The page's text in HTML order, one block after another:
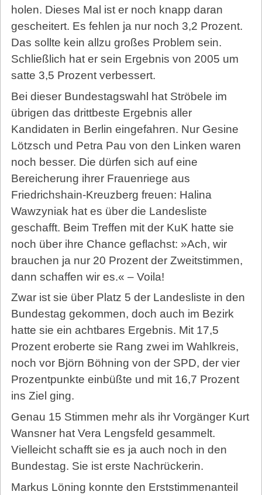
holen. Dieses Mal ist er noch knapp daran
gescheitert. Es fehlen ja nur noch 3,2 Prozent.
Das sollte kein allzu großes Problem sein.
Schließlich hat er sein Ergebnis von 2005 um
satte 3,5 Prozent verbessert.
Bei dieser Bundestagswahl hat Ströbele im
übrigen das drittbeste Ergebnis aller
Kandidaten in Berlin eingefahren. Nur Gesine
Lötzsch und Petra Pau von den Linken waren
noch besser. Die dürfen sich auf eine
Bereicherung ihrer Frauenriege aus
Friedrichshain-Kreuzberg freuen: Halina
Wawzyniak hat es über die Landesliste
geschafft. Beim Treffen mit der KuK hatte sie
noch über ihre Chance geflachst: »Ach, wir
brauchen ja nur 20 Prozent der Zweitstimmen,
dann schaffen wir es.« – Voila!
Zwar ist sie über Platz 5 der Landesliste in den
Bundestag gekommen, doch auch im Bezirk
hatte sie ein achtbares Ergebnis. Mit 17,5
Prozent eroberte sie Rang zwei im Wahlkreis,
noch vor Björn Böhning von der SPD, der vier
Prozentpunkte einbüßte und mit 16,7 Prozent
ins Ziel ging.
Genau 15 Stimmen mehr als ihr Vorgänger Kurt
Wansner hat Vera Lengsfeld gesammelt.
Vielleicht schafft sie es ja auch noch in den
Bundestag. Sie ist erste Nachrückerin.
Markus Löning konnte den Erststimmenanteil